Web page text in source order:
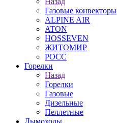
Газовые конвекторы
ALPINE AIR
ATON
HOSSEVEN
ЖИТОМИР
РОСС
Горелки
Назад
Горелки
Газовые
Дизельные
Пеллетные
Дымоходы